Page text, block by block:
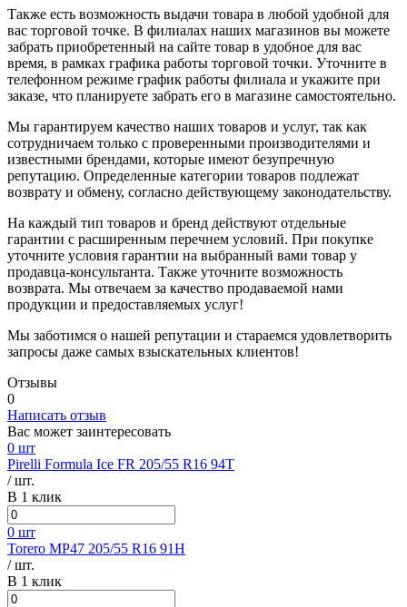
Также есть возможность выдачи товара в любой удобной для
вас торговой точке. В филиалах наших магазинов вы можете
забрать приобретенный на сайте товар в удобное для вас
время, в рамках графика работы торговой точки. Уточните в
телефонном режиме график работы филиала и укажите при
заказе, что планируете забрать его в магазине самостоятельно.
Мы гарантируем качество наших товаров и услуг, так как
сотрудничаем только с проверенными производителями и
известными брендами, которые имеют безупречную
репутацию. Определенные категории товаров подлежат
возврату и обмену, согласно действующему законодательству.
На каждый тип товаров и бренд действуют отдельные
гарантии с расширенным перечнем условий. При покупке
уточните условия гарантии на выбранный вами товар у
продавца-консультанта. Также уточните возможность
возврата. Мы отвечаем за качество продаваемой нами
продукции и предоставляемых услуг!
Мы заботимся о нашей репутации и стараемся удовлетворить
запросы даже самых взыскательных клиентов!
Отзывы
0
Написать отзыв
Вас может заинтересовать
0 шт
Pirelli Formula Ice FR 205/55 R16 94T
/ шт.
В 1 клик
0 шт
Torero MP47 205/55 R16 91H
/ шт.
В 1 клик